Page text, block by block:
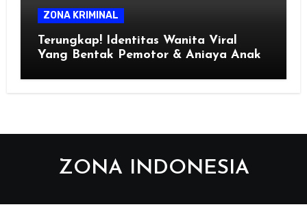
ZONA KRIMINAL
Terungkap! Identitas Wanita Viral
Yang Bentak Pemotor & Aniaya Anak
ZONA INDONESIA